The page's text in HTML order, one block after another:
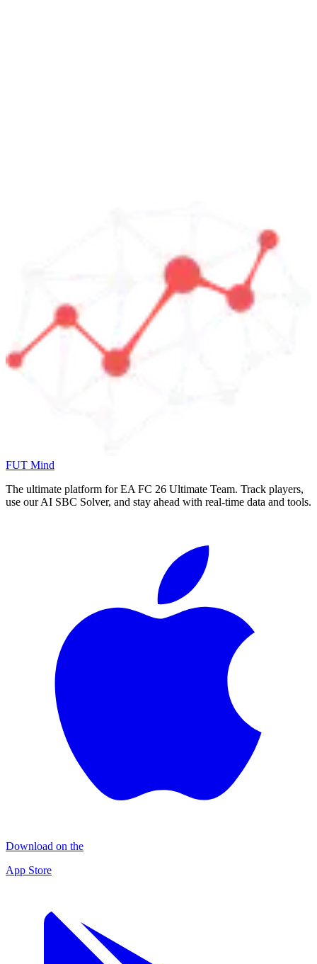
FUT Mind
The ultimate platform for EA FC 26 Ultimate Team. Track players,
use our AI SBC Solver, and stay ahead with real-time data and tools.
Download on the
App Store